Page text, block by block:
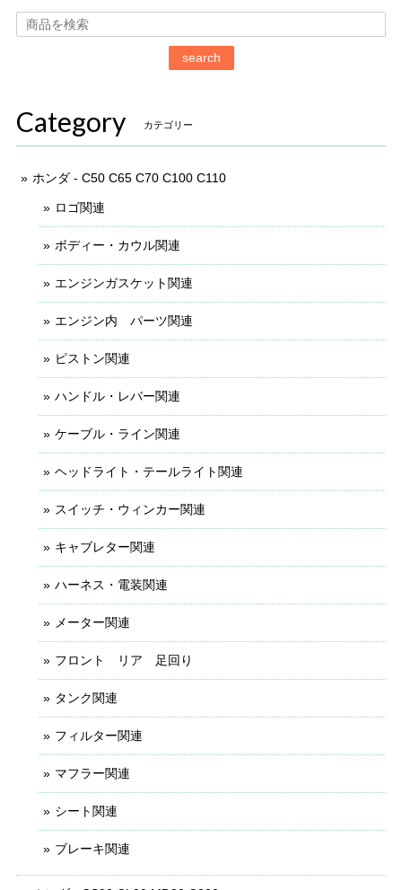
search
Category カテゴリー
ホンダ - C50 C65 C70 C100 C110
ロゴ関連
ボディー・カウル関連
エンジンガスケット関連
エンジン内 パーツ関連
ピストン関連
ハンドル・レバー関連
ケーブル・ライン関連
ヘッドライト・テールライト関連
スイッチ・ウィンカー関連
キャブレター関連
ハーネス・電装関連
メーター関連
フロント リア 足回り
タンク関連
フィルター関連
マフラー関連
シート関連
ブレーキ関連